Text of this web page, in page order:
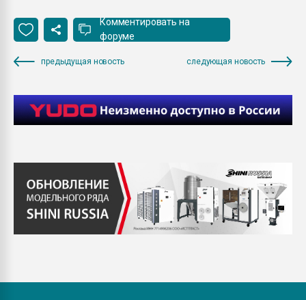
Комментировать на
форуме
предыдущая новость следующая новость